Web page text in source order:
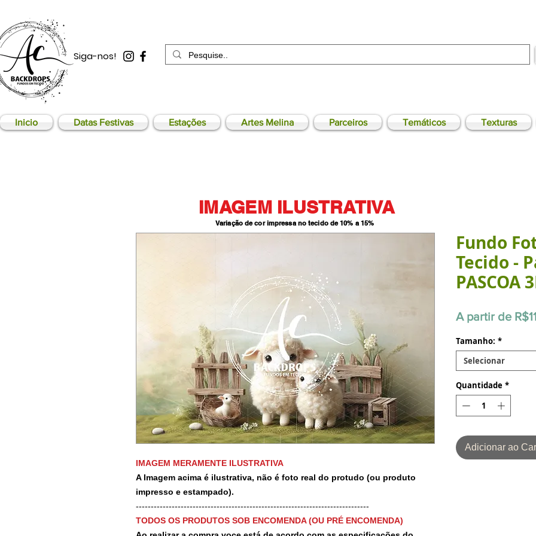
Siga-nos!
Inicio Datas Festivas Estações Artes Melina Parceiros Temáticos Texturas
IMAGEM MERAMENTE ILUSTRATIVA
A Imagem acima é ilustrativa, não é foto real do protudo (ou produto
impresso e estampado).
------------------------------------------------------------------------------
TODOS OS PRODUTOS SOB ENCOMENDA (OU PRÉ ENCOMENDA)
Fundo
Tecido -
PASCOA
A partir de
Tamanho: *
Selecionar
Quantidade *
Adicionar ao
IMAGEM ILUSTRATIVA
Variação de cor impressa no tecido de 10% a 15%